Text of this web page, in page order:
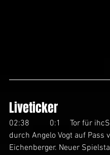
Liveticker
02:38	0:1	Tor für ihcSF Linth III
durch Angelo Vogt auf Pass
Eichenberger. Neuer